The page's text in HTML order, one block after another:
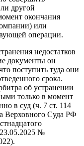
другой
окончания
или
операции.
недостатков
документы он
поступить туда они
срока.
об устранении
только в момент
в суд (ч. 7 ст. 114
Верховного Суда РФ
23.05.2025 №